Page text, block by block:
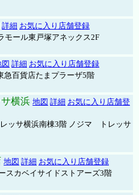
詳細 お気に入り店舗登録
ール東戸塚アネックス2F
詳細 お気に入り店舗登録
急百貨店たまプラーザ5階
横浜 地図 詳細 お気に入り店舗登
ッサ横浜南棟3階 ノジマ トレッサ
地図 詳細 お気に入り店舗登録
スカベイサイドストアーズ3階